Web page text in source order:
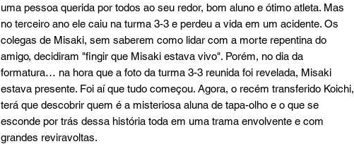
uma pessoa querida por todos ao seu redor, bom aluno e ótimo atleta. Mas
no terceiro ano ele caiu na turma 3-3 e perdeu a vida em um acidente. Os
colegas de Misaki, sem saberem como lidar com a morte repentina do
amigo, decidiram "fingir que Misaki estava vivo". Porém, no dia da
formatura… na hora que a foto da turma 3-3 reunida foi revelada, Misaki
estava presente. Foi aí que tudo começou. Agora, o recém transferido Koichi,
terá que descobrir quem é a misteriosa aluna de tapa-olho e o que se
esconde por trás dessa história toda em uma trama envolvente e com
grandes reviravoltas.